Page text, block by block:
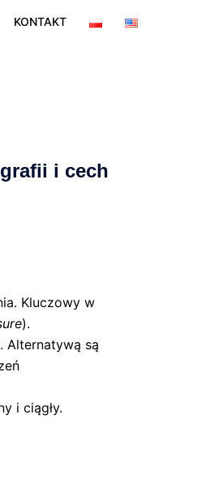
KONTAKT
i cech
Kluczowy w
).
Alternatywą są
i ciągły.